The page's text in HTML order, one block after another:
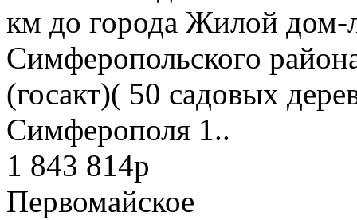
км до города Жилой дом-
Симферопольского
(госакт)( 50 садовых
Симферополя 1..
1 843 814p
Первомайское